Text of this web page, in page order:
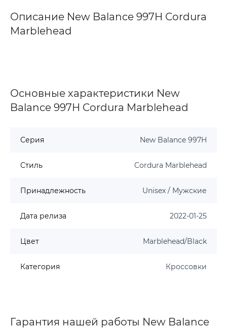
Описание New Balance 997H Cordura
Marblehead
Основные характеристики New
Balance 997H Cordura Marblehead
Серия New Balance 997H
Стиль Cordura Marblehead
Принадлежность Unisex / Мужские
Дата релиза 2022-01-25
Цвет Marblehead/Black
Категория Кроссовки
Гарантия нашей работы New Balance